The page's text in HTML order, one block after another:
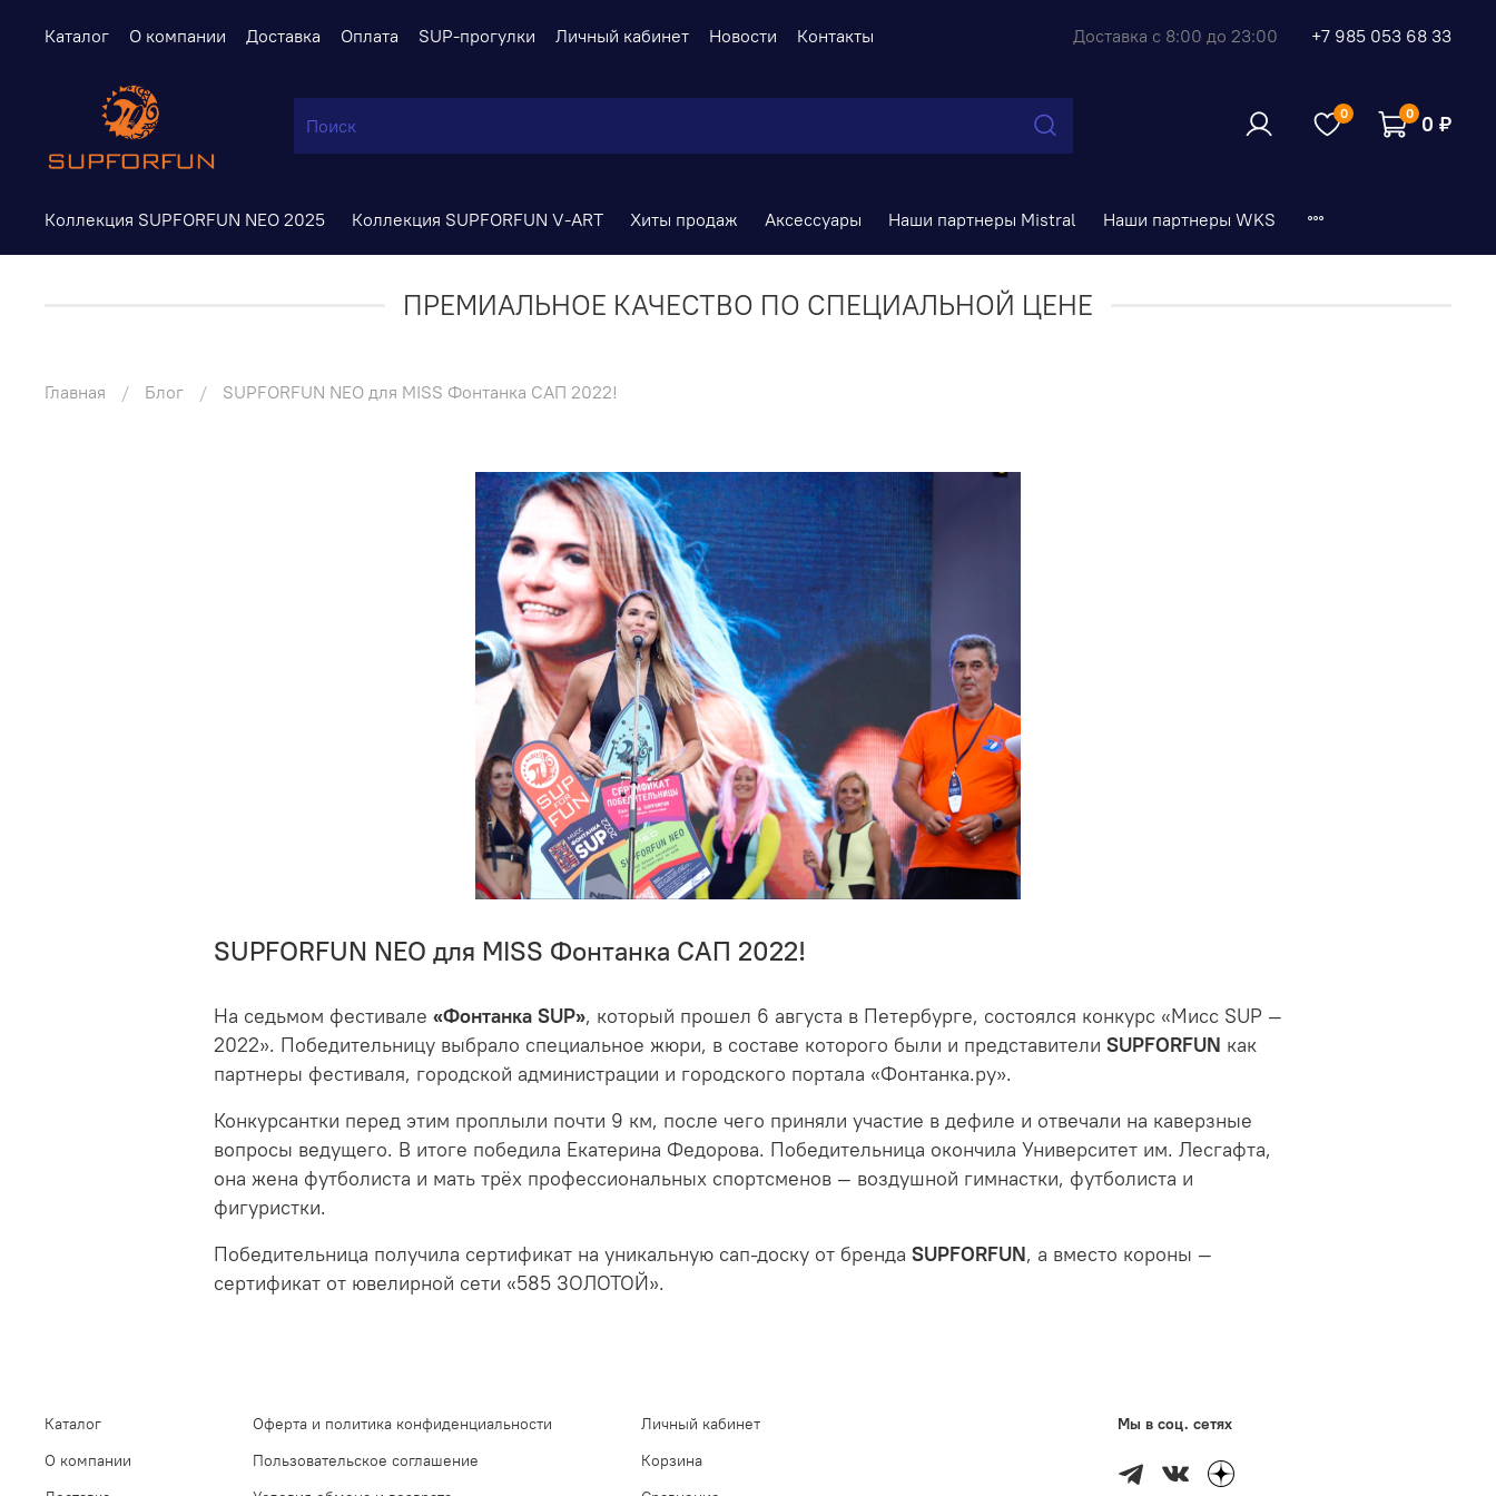
Каталог О компании Доставка Оплата SUP-прогулки Личный кабинет Новости Контакты Доставка с 8:00 до 23:00 +7 985 053 68 33
0 0 0 ₽
Коллекция SUPFORFUN NEO 2025 Коллекция SUPFORFUN V-ART Хиты продаж Аксессуары Наши партнеры Mistral Наши партнеры WKS
ПРЕМИАЛЬНОЕ КАЧЕСТВО ПО СПЕЦИАЛЬНОЙ ЦЕНЕ
Главная Блог SUPFORFUN NEO для MISS Фонтанка САП 2022!
SUPFORFUN NEO для MISS Фонтанка САП 2022!
На седьмом фестивале «Фонтанка SUP», который прошел 6 августа в Петербурге, состоялся конкурс «Мисс SUP —
2022». Победительницу выбрало специальное жюри, в составе которого были и представители SUPFORFUN как
партнеры фестиваля, городской администрации и городского портала «Фонтанка.ру».
Конкурсантки перед этим проплыли почти 9 км, после чего приняли участие в дефиле и отвечали на каверзные
вопросы ведущего. В итоге победила Екатерина Федорова. Победительница окончила Университет им. Лесгафта,
она жена футболиста и мать трёх профессиональных спортсменов — воздушной гимнастки, футболиста и
фигуристки.
Победительница получила сертификат на уникальную сап-доску от бренда SUPFORFUN, а вместо короны —
сертификат от ювелирной сети «585 ЗОЛОТОЙ».
Каталог
О компании
Оферта и политика конфиденциальности
Пользовательское соглашение
Личный кабинет
Корзина
Мы в соц. сетях